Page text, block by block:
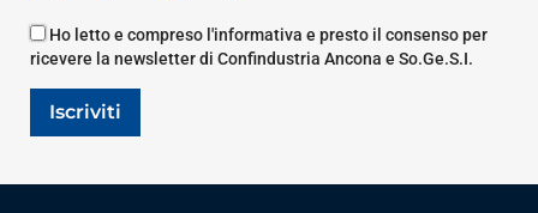
Ho letto e compreso l'informativa e presto il consenso per
ricevere la newsletter di Confindustria Ancona e So.Ge.S.I.
Iscriviti